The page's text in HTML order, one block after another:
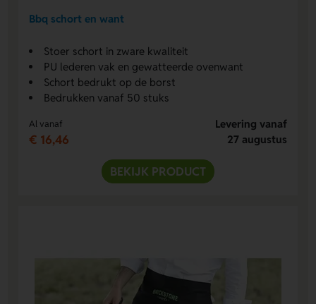
Bbq schort en want
Stoer schort in zware kwaliteit
PU lederen vak en gewatteerde ovenwant
Schort bedrukt op de borst
Bedrukken vanaf 50 stuks
Al vanaf
€ 16,46
Levering vanaf
27 augustus
BEKIJK PRODUCT